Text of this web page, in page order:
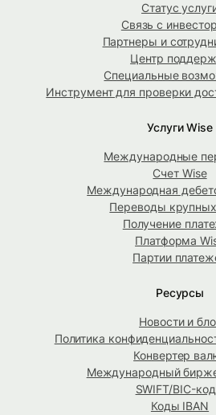
Статус
Связь с
Партнеры и
Центр
Специальные
Инструмент для проверки
Услуги Wise
Международные
Счет Wise
Международная
Переводы
Получение
Платформа
Партии
Ресурсы
Новости и
Политика
Конвертер
Международный
SWIFT/BIC-
Коды IBAN